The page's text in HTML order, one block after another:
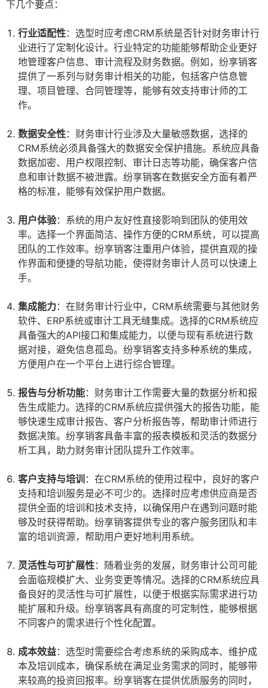
下几个要点：
行业适配性：选型时应考虑CRM系统是否针对财务审计行
业进行了定制化设计。行业特定的功能能够帮助企业更好
地管理客户信息、审计流程及财务数据。例如，纷享销客
提供了一系列与财务审计相关的功能，包括客户信息管
理、项目管理、合同管理等，能够有效支持审计师的工
作。
数据安全性：财务审计行业涉及大量敏感数据，选择的
CRM系统必须具备强大的数据安全保护措施。系统应具备
数据加密、用户权限控制、审计日志等功能，确保客户信
息和审计数据不被泄露。纷享销客在数据安全方面有着严
格的标准，能够有效保护用户数据。
用户体验：系统的用户友好性直接影响到团队的使用效
率。选择一个界面简洁、操作方便的CRM系统，可以提高
团队的工作效率。纷享销客注重用户体验，提供直观的操
作界面和便捷的导航功能，使得财务审计人员可以快速上
手。
集成能力：在财务审计行业中，CRM系统需要与其他财务
软件、ERP系统或审计工具无缝集成。选择的CRM系统应
具备强大的API接口和集成能力，以便与现有系统进行数
据对接，避免信息孤岛。纷享销客支持多种系统的集成，
方便用户在一个平台上进行综合管理。
报告与分析功能：财务审计工作需要大量的数据分析和报
告生成能力。选择的CRM系统应提供强大的报告功能，能
够快速生成审计报告、客户分析报告等，帮助审计师进行
数据决策。纷享销客具备丰富的报表模板和灵活的数据分
析工具，助力财务审计团队提升工作效率。
客户支持与培训 ：在CRM系统的使用过程中，良好的客户
支持和培训服务是必不可少的。选择时应考虑供应商是否
提供全面的培训和技术支持，以确保用户在遇到问题时能
够及时获得帮助。纷享销客提供专业的客户服务团队和丰
富的培训资源，帮助用户更好地利用系统。
灵活性与可扩展性：随着业务的发展，财务审计公司可能
会面临规模扩大、业务变更等情况。选择的CRM系统应具
备良好的灵活性与可扩展性，以便于根据实际需求进行功
能扩展和升级。纷享销客具有高度的可定制性，能够根据
不同客户的需求进行个性化配置。
成本效益：选型时需要综合考虑系统的采购成本、维护成
本及培训成本，确保系统在满足业务需求的同时，能够带
来较高的投资回报率。纷享销客在提供优质服务的同时，